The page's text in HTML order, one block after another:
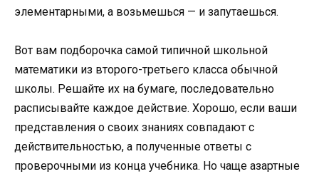
элементарными, а возьмешься — и запутаешься.
Вот вам подборочка самой типичной школьной
математики из второго-третьего класса обычной
школы. Решайте их на бумаге, последовательно
расписывайте каждое действие. Хорошо, если ваши
представления о своих знаниях совпадают с
действительностью, а полученные ответы с
проверочными из конца учебника. Но чаще азартные